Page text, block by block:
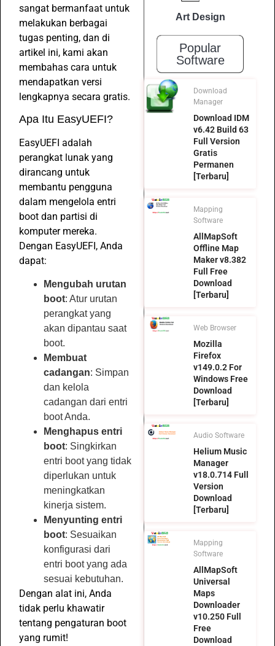
sangat bermanfaat untuk
melakukan berbagai
tugas penting, dan di
artikel ini, kami akan
membahas cara untuk
mendapatkan versi
lengkapnya secara gratis.
Apa Itu EasyUEFI?
EasyUEFI adalah
perangkat lunak yang
dirancang untuk
membantu pengguna
dalam mengelola entri
boot dan partisi di
komputer mereka.
Dengan EasyUEFI, Anda
dapat:
Mengubah urutan
boot: Atur urutan
perangkat yang
akan dipantau saat
boot.
Membuat
cadangan: Simpan
dan kelola
cadangan dari entri
boot Anda.
Menghapus entri
boot: Singkirkan
entri boot yang tidak
diperlukan untuk
meningkatkan
kinerja sistem.
Menyunting entri
boot: Sesuaikan
konfigurasi dari
entri boot yang ada
sesuai kebutuhan.
Dengan alat ini, Anda
tidak perlu khawatir
tentang pengaturan boot
yang rumit!
Art Design
Popular
Software
Download
Manager
Download IDM
v6.42 Build 63
Full Version
Gratis
Permanen
[Terbaru]
Mapping
Software
AllMapSoft
Offline Map
Maker v8.382
Full Free
Download
[Terbaru]
Web Browser
Mozilla
Firefox
v149.0.2 For
Windows Free
Download
[Terbaru]
Audio Software
Helium Music
Manager
v18.0.714 Full
Version
Download
[Terbaru]
Mapping
Software
AllMapSoft
Universal
Maps
Downloader
v10.250 Full
Free
Download